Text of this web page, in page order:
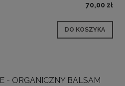
70,00 zł
DO KOSZYKA
- ORGANICZNY BALSAM